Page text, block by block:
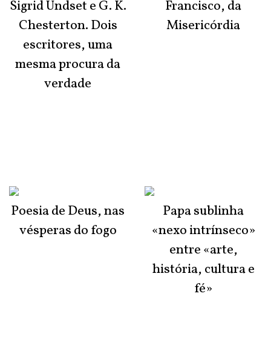
Sigrid Undset e G. K.
Chesterton. Dois
escritores, uma
mesma procura da
verdade
Poesia de Deus, nas
vésperas do fogo
Francisco, da
Misericórdia
Papa sublinha
«nexo intrínseco»
entre «arte,
história, cultura e
fé»